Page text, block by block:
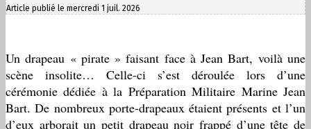
Article publié le mercredi 1 juil. 2026
Un drapeau « pirate » faisant face à Jean Bart, voilà une
scène insolite… Celle-ci s’est déroulée lors d’une
cérémonie dédiée à la Préparation Militaire Marine Jean
Bart. De nombreux porte-drapeaux étaient présents et l’un
d’eux arborait un petit drapeau noir frappé d’une tête de